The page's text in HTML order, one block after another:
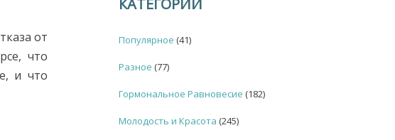
от
что
и что
КАТЕГОРИИ
Популярное (41)
Разное (77)
Гормональное Равновесие (182)
Молодость и Красота (245)